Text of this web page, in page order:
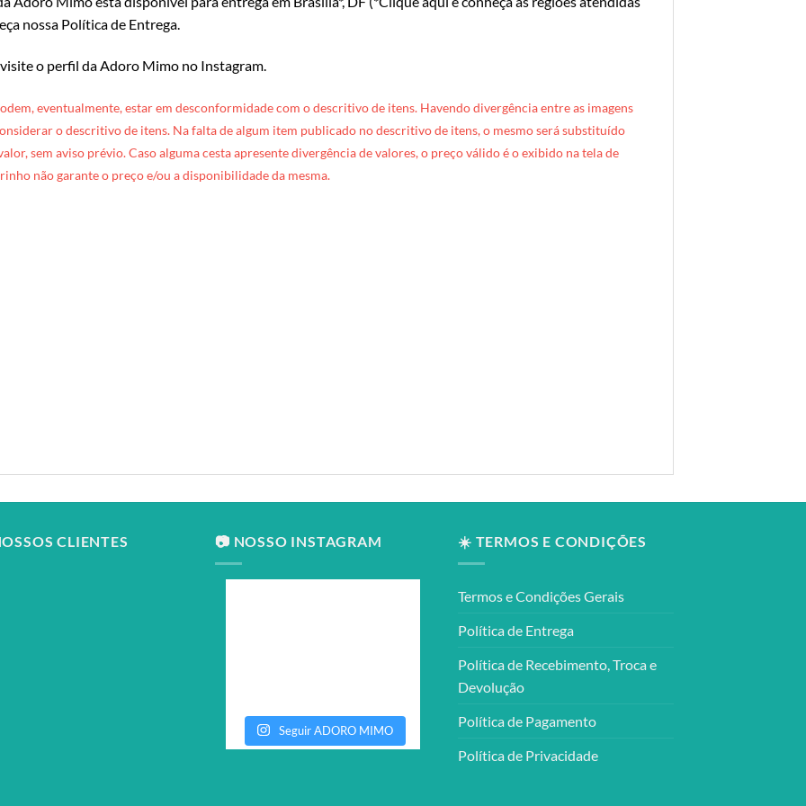
nossa Política de Entrega.
o perfil da Adoro Mimo no Instagram.
eventualmente, estar em desconformidade com o descritivo de itens. Havendo divergência entre as imagens
o descritivo de itens. Na falta de algum item publicado no descritivo de itens, o mesmo será substituído
sem aviso prévio. Caso alguma cesta apresente divergência de valores, o preço válido é o exibido na tela de
não garante o preço e/ou a disponibilidade da mesma.
CLIENTES 📷 NOSSO INSTAGRAM
Seguir ADORO MIMO
☀️ TERMOS E CONDIÇÕES
Termos e Condições Gerais
Política de Entrega
Política de Recebimento, Troca e
Devolução
Política de Pagamento
Política de Privacidade